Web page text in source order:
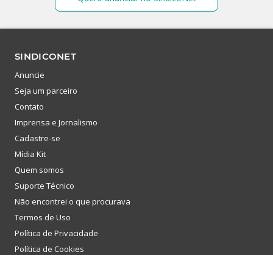
SINDICONET
Anuncie
Seja um parceiro
Contato
Imprensa e Jornalismo
Cadastre-se
Mídia Kit
Quem somos
Suporte Técnico
Não encontrei o que procurava
Termos de Uso
Política de Privacidade
Política de Cookies